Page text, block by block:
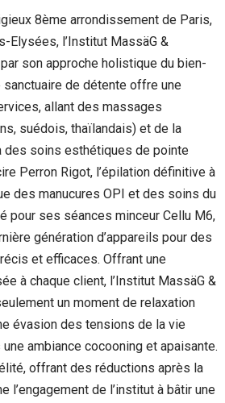
8ème arrondissement de Paris,
Elysées, l’Institut MassäG &
son approche holistique du bien-
sanctuaire de détente offre une
allant des massages
suédois, thaïlandais) et de la
des soins esthétiques de pointe
Perron Rigot, l’épilation définitive à
des manucures OPI et des soins du
pour ses séances minceur Cellu M6,
génération d’appareils pour des
et efficaces. Offrant une
à chaque client, l’Institut MassäG &
un moment de relaxation
évasion des tensions de la vie
ambiance cocooning et apaisante.
offrant des réductions après la
l’engagement de l’institut à bâtir une